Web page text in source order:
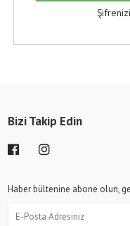
Bizi Takip Edin
Haber bültenine abone olun,